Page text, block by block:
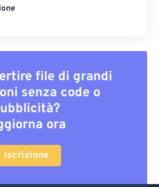
file di grandi
senza code o
ora
Iscrizione